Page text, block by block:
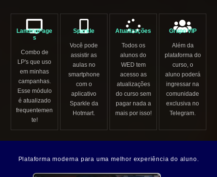
LandingPage
s
Combo de
LP's que uso
em minhas
campanhas.
Esse módulo
é atualizado
frequentemen
te!
Sparkle
Você pode
assistir as
aulas no
smartphone
com o
aplicativo
Sparkle da
Hotmart.
Atualizações
Todos os
alunos do
WED tem
acesso as
atualizações
do curso sem
pagar nada a
mais por isso!
Grupo VIP
Além da
plataforma do
curso, o
aluno poderá
ingressar na
comunidade
exclusiva no
Telegram.
Plataforma moderna para uma melhor experiência do aluno.